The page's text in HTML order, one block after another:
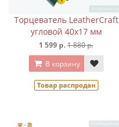
Торцеватель LeatherCraft
угловой 40х17 мм
1 599 р.1 880 р.
В корзину
Товар распродан